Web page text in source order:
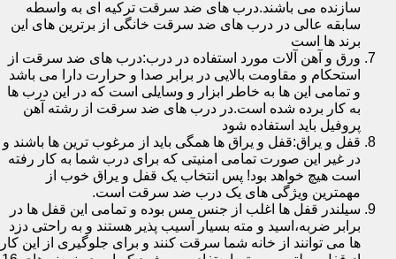
سازنده می باشند.درب های ضد سرقت ترکیه ای به واسطه
سابقه عالی در درب های ضد سرقت خانگی از برترین های این
برند ها است
ورق و آهن آلات مورد استفاده در درب:درب های ضد سرقت از
استحکام و مقاومت بالایی در برابر صدا و حرارت دارا می باشد
و تمامی این ها به خاطر ابزار و وسایلی است که در این درب ها
به کار برده شده است.در درب های ضد سرقت از رشته آهن
پروفیل باید استفاده شود
قفل و یراق:قفل و یراق ها همگی باید از مرغوب ترین ها باشند و
در غیر این صورت تمامی امنیتی که برای درب شما به کار رفته
است هیچ خواهد بود! پس انتخاب یک قفل و یراق خوب از
مهمترین ویژگی های یک درب ضد سرقت است.
سیلندر قفل ها اغلب از جنس مس بوده و تمامی این قفل ها در
برابر ضربه،اسید و مته بسیار آسیب پذیر هستند و به راحتی دزد
ها می توانند از خانه شما سرقت کنند و برای جلوگیری از این کار